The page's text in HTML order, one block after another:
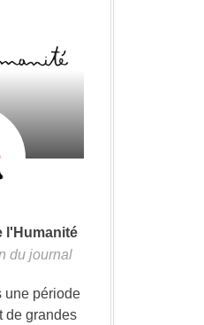
l'Humanité
du journal
une période
de grandes